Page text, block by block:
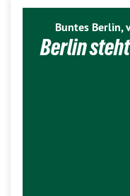
Buntes Berlin,
Berlin